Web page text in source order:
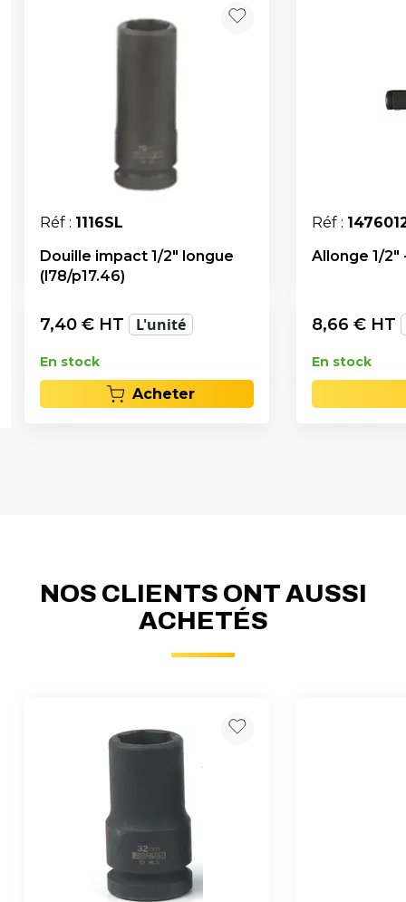
Réf : 1116SL
Douille impact 1/2" longue
(l78/p17.46)
7,40 € HT L'unité
En stock
Acheter
Réf :
Allonge 1/2"
8,66 € HT
En stock
NOS CLIENTS ONT AUSSI
ACHETÉS